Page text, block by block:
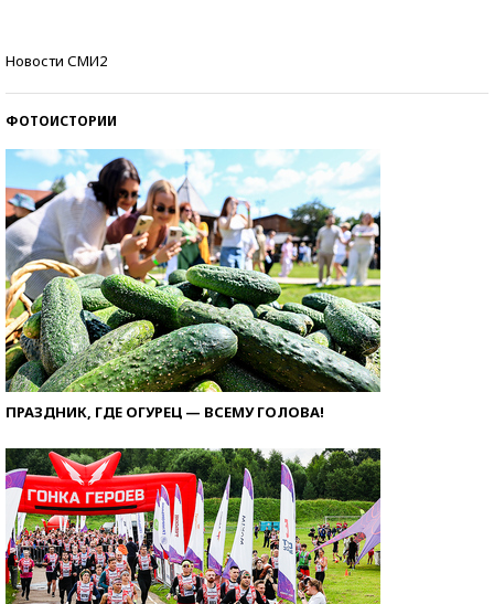
Новости СМИ2
ФОТОИСТОРИИ
ПРАЗДНИК, ГДЕ ОГУРЕЦ — ВСЕМУ ГОЛОВА!